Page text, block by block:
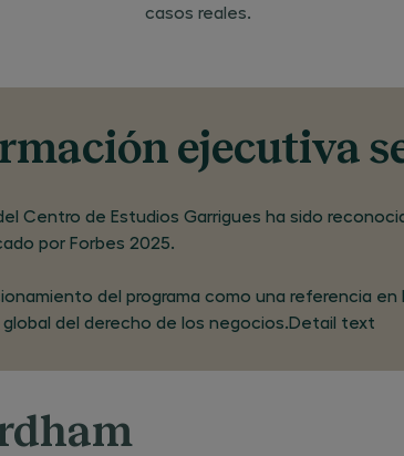
casos reales.
ejecutiva
Centro de Estudios Garrigues ha sido
por Forbes 2025.
del programa como una referencia
del derecho de los negocios.Detail text